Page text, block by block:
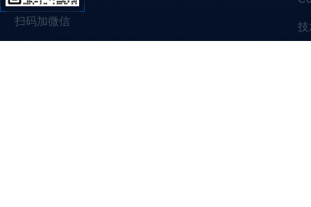
扫码加微信 技